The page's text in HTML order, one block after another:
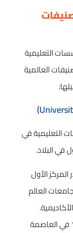
التعليمية
العالمية
التعليمية في
في البلاد.
المركز الأول
العالم
تأسست عام 1816 في العاصمة